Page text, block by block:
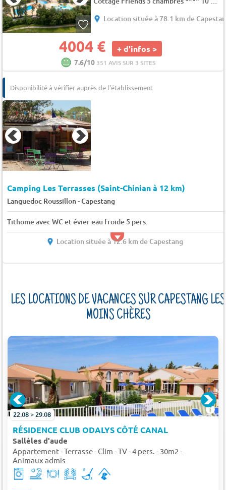
Location située à 78.1 km de
4004 € + d'infos >
7.6/10 351 AVIS SUR 3 SITES
Disponibilité à vérifier auprès de l'établissement
Camping Les Terrasses (Saint-Chinian à 12 km)
Languedoc Roussillon-Capestang
Tithome avec WC et évier eau froide 5 pers.
Location située à 12.6 km de Capestang
LES LOCATIONS DE VACANCES SUR CAPESTANG LES
MOINS CHÈRES
22.08 > 29.08
RÉSIDENCE CLUB ODALYS CÔTÉ CANAL
Sallèles d'aude
Appartement - Terrasse - Clim - TV - 4 pers. - 30m2 -
Animaux admis